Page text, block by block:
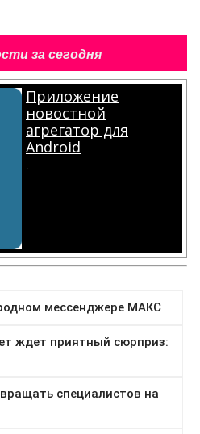
за сегодня
Приложение
новостной
агрегатор для
Android
.